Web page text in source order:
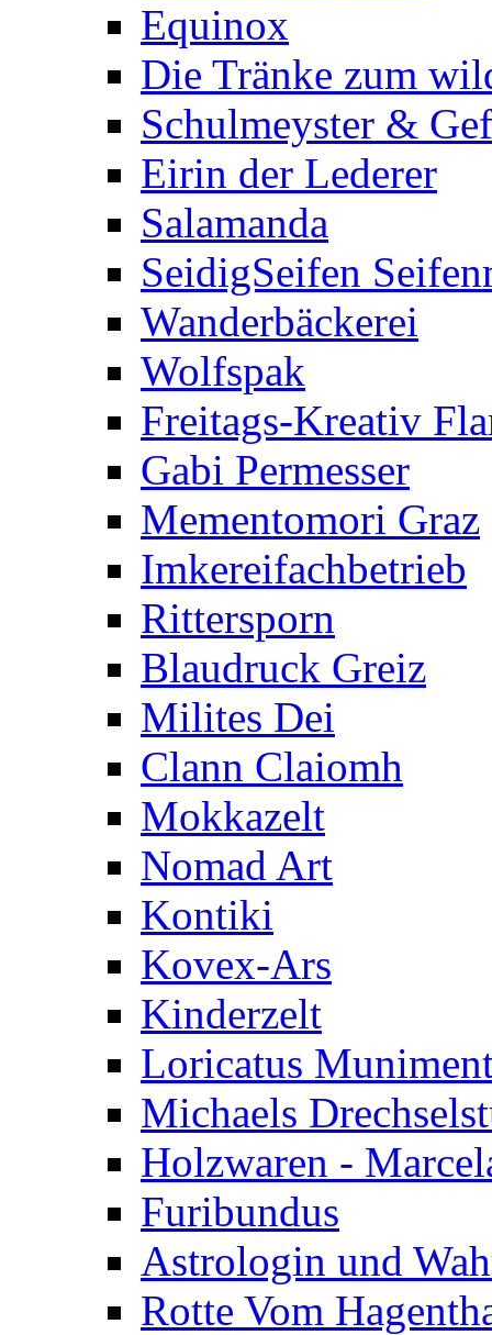
Equinox
Die Tränke zum
Schulmeyster &
Eirin der Lederer
Salamanda
SeidigSeifen
Wanderbäckerei
Wolfspak
Freitags-Kreativ
Gabi Permesser
Mementomori Graz
Imkereifachbetrieb
Rittersporn
Blaudruck Greiz
Milites Dei
Clann Claiomh
Mokkazelt
Nomad Art
Kontiki
Kovex-Ars
Kinderzelt
Loricatus
Michaels
Holzwaren -
Furibundus
Astrologin und
Rotte Vom